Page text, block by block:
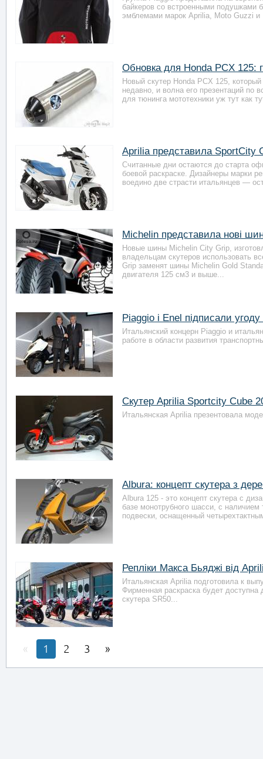
байкеров со встроенными подушками
эмблемами марок Aprilia, Moto Guzzi и
Обновка для Honda PCX 125:
Новый скутер Honda PCX 125,
недавно, и волна его презентаций по
для тюнинга мототехники уж тут как
Aprilia представила SportCity
Считанные дни остаются до старта
боевой раскраске. Дизайнеры марки
воедино две страсти итальянцев —
Michelin представила нові
Новые шины Michelin City Grip,
владельцам скутеров использовать
Grip заменят шины Michelin Gold
двигателя 125 см3 и выше...
Piaggio і Enel підписали
Итальянский концерн Piaggio и
работе в области развития
Скутер Aprilia Sportcity Cube
Итальянская Aprilia презентовала
Albura: концепт скутера з
Albura 125 - это концепт скутера с
базе монотрубного шасси, с наличием
подвески, оснащенный
Репліки Макса Бьяджі від
Итальянская Aprilia подготовила к
Фирменная раскраска будет
скутера SR50...
1 2 3